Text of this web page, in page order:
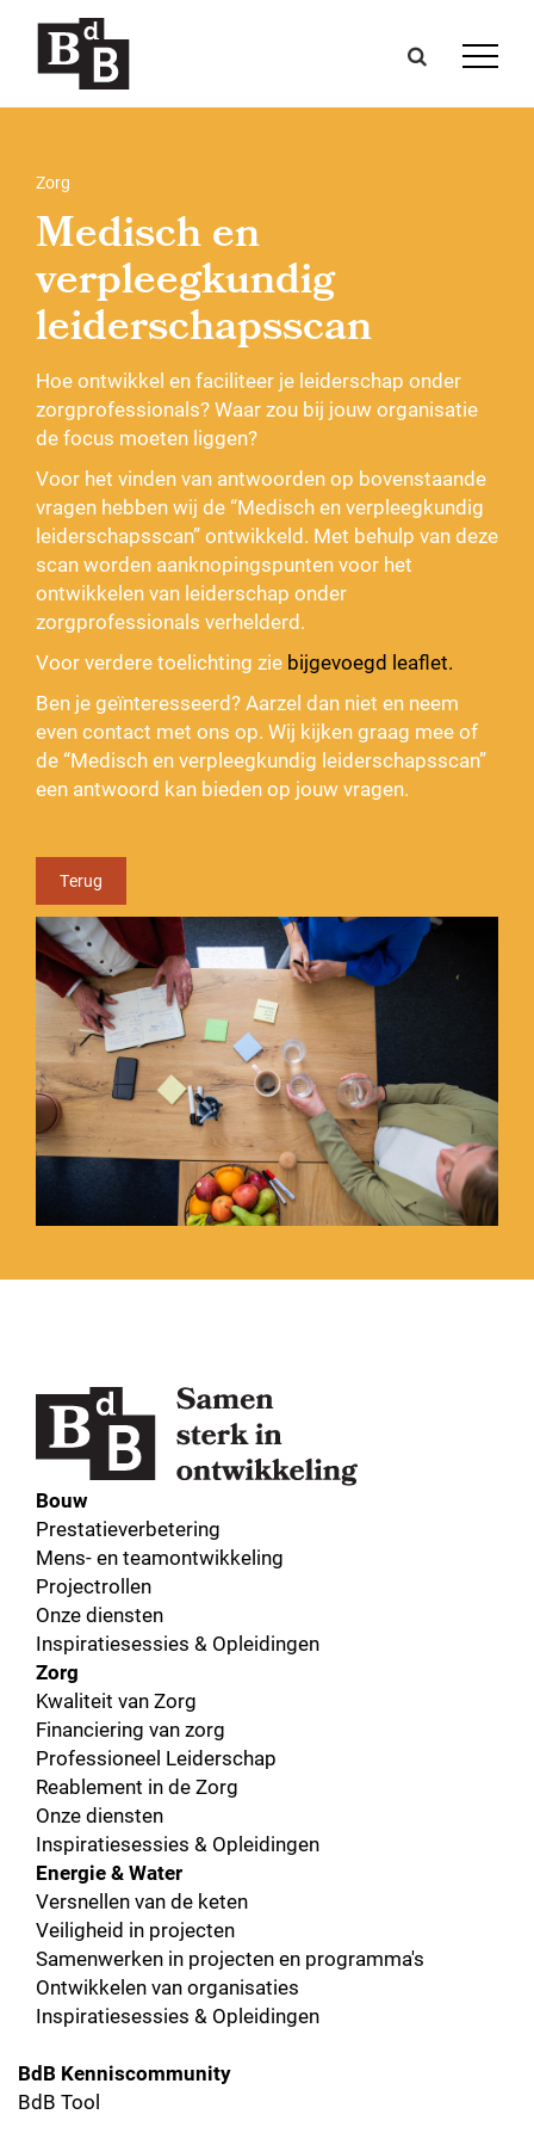
Zorg
Medisch en
verpleegkundig
leiderschapsscan
Hoe ontwikkel en faciliteer je leiderschap onder
zorgprofessionals? Waar zou bij jouw organisatie
de focus moeten liggen?
Voor het vinden van antwoorden op bovenstaande
vragen hebben wij de “Medisch en verpleegkundig
leiderschapsscan” ontwikkeld. Met behulp van deze
scan worden aanknopingspunten voor het
ontwikkelen van leiderschap onder
zorgprofessionals verhelderd.
Voor verdere toelichting zie bijgevoegd leaflet.
Ben je geïnteresseerd? Aarzel dan niet en neem
even contact met ons op. Wij kijken graag mee of
de “Medisch en verpleegkundig leiderschapsscan”
een antwoord kan bieden op jouw vragen.
Terug
Bouw
Prestatieverbetering
Mens- en teamontwikkeling
Projectrollen
Onze diensten
Inspiratiesessies & Opleidingen
Zorg
Kwaliteit van Zorg
Financiering van zorg
Professioneel Leiderschap
Reablement in de Zorg
Onze diensten
Inspiratiesessies & Opleidingen
Energie & Water
Versnellen van de keten
Veiligheid in projecten
Samenwerken in projecten en programma's
Ontwikkelen van organisaties
Inspiratiesessies & Opleidingen
BdB Kenniscommunity
BdB Tool